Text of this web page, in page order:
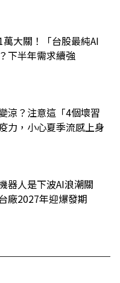
大關！「台股最純AI
下半年需求續強
涼？注意這「4個壞習
力，小心夏季流感上身
器人是下波AI浪潮關
廠2027年迎爆發期